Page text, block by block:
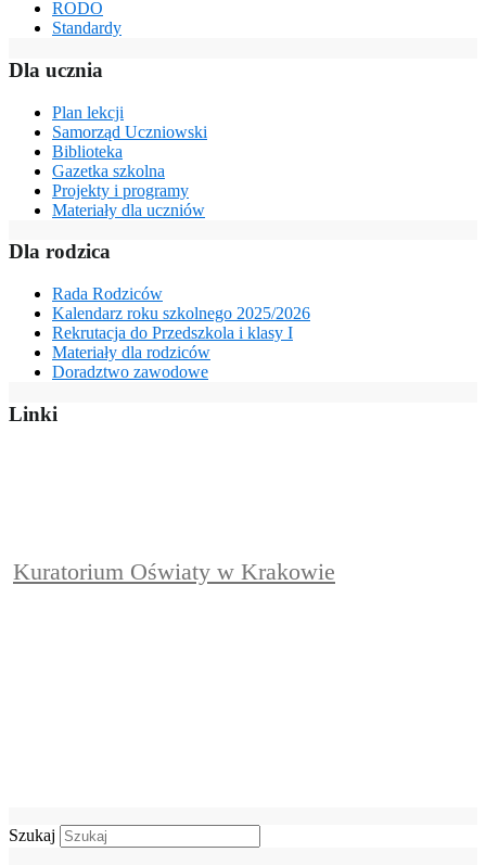
RODO
Standardy
Dla ucznia
Plan lekcji
Samorząd Uczniowski
Biblioteka
Gazetka szkolna
Projekty i programy
Materiały dla uczniów
Dla rodzica
Rada Rodziców
Kalendarz roku szkolnego 2025/2026
Rekrutacja do Przedszkola i klasy I
Materiały dla rodziców
Doradztwo zawodowe
Linki
Kuratorium Oświaty w Krakowie
Szukaj